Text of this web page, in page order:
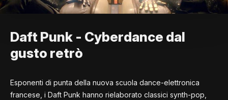
Daft Punk - Cyberdance dal
gusto retrò
Esponenti di punta della nuova scuola dance-elettronica
francese, i Daft Punk hanno rielaborato classici synth-pop,